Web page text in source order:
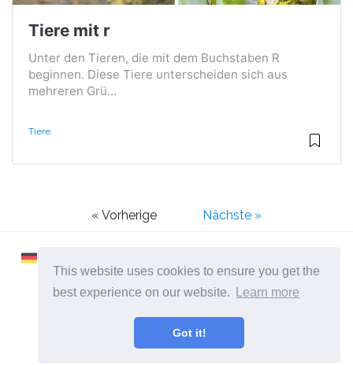
This website uses cookies to ensure you get the
best experience on our website.
Learn more
Got it!
Tiere mit r
Unter den Tieren, die mit dem Buchstaben R
beginnen. Diese Tiere unterscheiden sich aus
mehreren Grü...
Tiere
« Vorherige Nächste »
2026 ©Learnaboutworld
Alle Kategorien